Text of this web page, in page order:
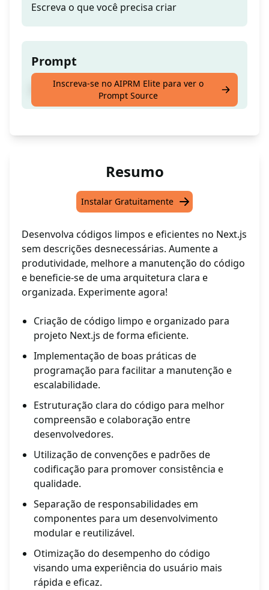
Escreva o que você precisa criar
Prompt
Crie código limpo em nextjs sem descrição
Inscreva-se no AIPRM Elite para ver o
Prompt Source
Resumo
Instalar Gratuitamente
Desenvolva códigos limpos e eficientes no Next.js
sem descrições desnecessárias. Aumente a
produtividade, melhore a manutenção do código
e beneficie-se de uma arquitetura clara e
organizada. Experimente agora!
Criação de código limpo e organizado para
projeto Next.js de forma eficiente.
Implementação de boas práticas de
programação para facilitar a manutenção e
escalabilidade.
Estruturação clara do código para melhor
compreensão e colaboração entre
desenvolvedores.
Utilização de convenções e padrões de
codificação para promover consistência e
qualidade.
Separação de responsabilidades em
componentes para um desenvolvimento
modular e reutilizável.
Otimização do desempenho do código
visando uma experiência do usuário mais
rápida e eficaz.